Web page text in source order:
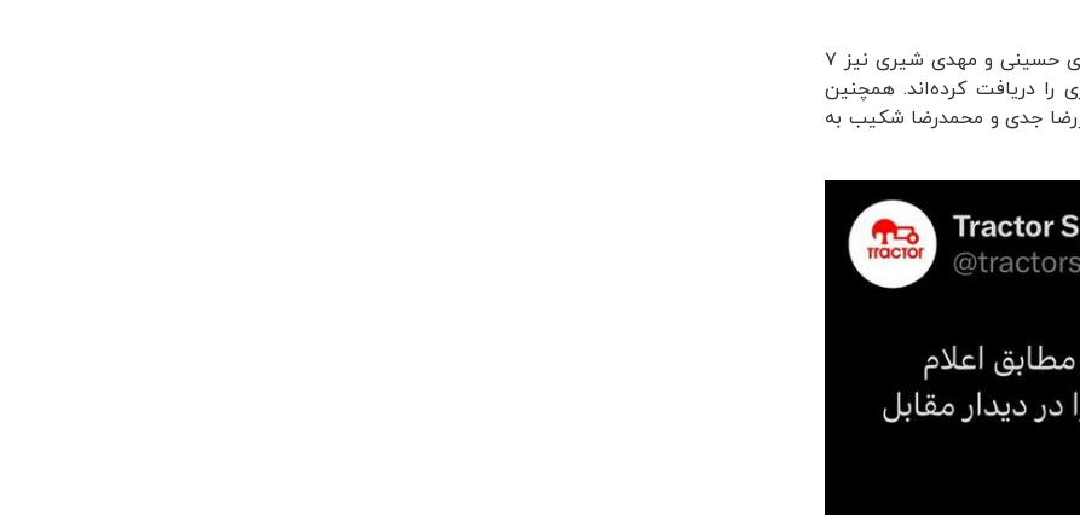
، عارف آقاسی، عارف رستمی، مهدی حسینی و مهدی شیری نیز ۷
را دریافت کرده‌اند. همچنین
جدی و محمدرضا شکیب به